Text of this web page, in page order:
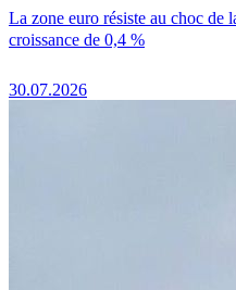
La zone euro résiste au choc de
croissance de 0,4 %
30.07.2026